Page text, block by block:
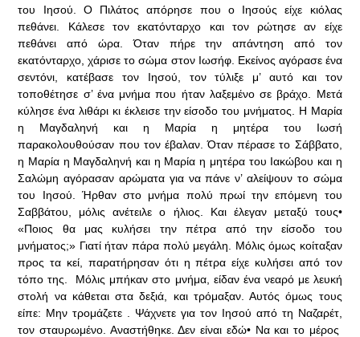
του Ιησού. Ο Πιλάτος απόρησε που ο Ιησούς είχε κιόλας
πεθάνει. Κάλεσε τον εκατόνταρχο και τον ρώτησε αν είχε
πεθάνει από ώρα. Όταν πήρε την απάντηση από τον
εκατόνταρχο, χάρισε το σώμα στον Ιωσήφ. Εκείνος αγόρασε ένα
σεντόνι, κατέβασε τον Ιησού, τον τύλιξε μ’ αυτό και τον
τοποθέτησε σ’ ένα μνήμα που ήταν λαξεμένο σε βράχο. Μετά
κύλησε ένα λιθάρι κι έκλεισε την είσοδο του μνήματος. Η Μαρία
η Μαγδαληνή και η Μαρία η μητέρα του Ιωσή
παρακολουθούσαν που τον έβαλαν. Όταν πέρασε το Σάββατο,
η Μαρία η Μαγδαληνή και η Μαρία η μητέρα του Ιακώβου και η
Σαλώμη αγόρασαν αρώματα για να πάνε ν’ αλείψουν το σώμα
του Ιησού. Ήρθαν στο μνήμα πολύ πρωί την επόμενη του
Σαββάτου, μόλις ανέτειλε ο ήλιος. Και έλεγαν μεταξύ τους•
«Ποιος θα μας κυλήσει την πέτρα από την είσοδο του
μνήματος;» Γιατί ήταν πάρα πολύ μεγάλη. Μόλις όμως κοίταξαν
προς τα κεί, παρατήρησαν ότι η πέτρα είχε κυλήσει από τον
τόπο της. Μόλις μπήκαν στο μνήμα, είδαν ένα νεαρό με λευκή
στολή να κάθεται στα δεξιά, και τρόμαξαν. Αυτός όμως τους
είπε: Μην τρομάζετε . Ψάχνετε για τον Ιησού από τη Ναζαρέτ,
τον σταυρωμένο. Αναστήθηκε. Δεν είναι εδώ• Να και το μέρος